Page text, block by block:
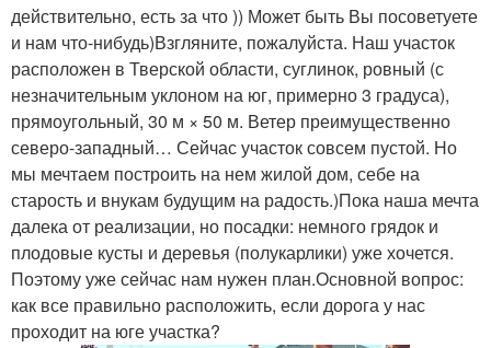
действительно, есть за что )) Может быть Вы посоветуете
и нам что-нибудь)Взгляните, пожалуйста. Наш участок
расположен в Тверской области, суглинок, ровный (с
незначительным уклоном на юг, примерно 3 градуса),
прямоугольный, 30 м × 50 м. Ветер преимущественно
северо-западный… Сейчас участок совсем пустой. Но
мы мечтаем построить на нем жилой дом, себе на
старость и внукам будущим на радость.)Пока наша мечта
далека от реализации, но посадки: немного грядок и
плодовые кусты и деревья (полукарлики) уже хочется.
Поэтому уже сейчас нам нужен план.Основной вопрос:
как все правильно расположить, если дорога у нас
проходит на юге участка?